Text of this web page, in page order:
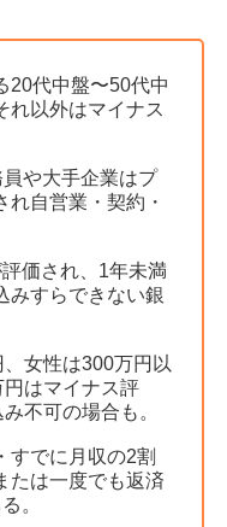
20代中盤〜50代中
れ以外はマイナス
員や大手企業はプ
れ自営業・契約・
価され、1年未満
みすらできない銀
、女性は300万円以
円はマイナス評
不可の場合も。
すでに月収の2割
たは一度でも返済
。